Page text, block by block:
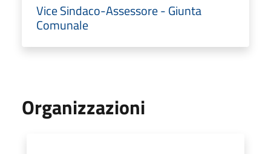
Vice Sindaco-Assessore - Giunta
Comunale
Organizzazioni